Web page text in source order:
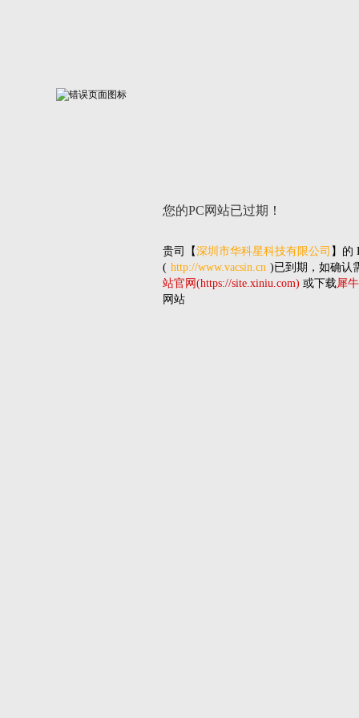
您的PC网站已过期！
贵司 【深圳市华科星科技有限公司 】的
( http://www.vacsin.cn )已到期，如确认
站官网(https://site.xiniu.com) 或下载犀
网站